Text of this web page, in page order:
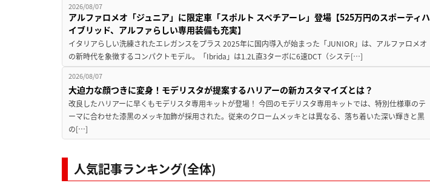
2026/08/07
アルファロメオ「ジュニア」に限定車「スポルト スペチアーレ」登場【525万円のスポーティハ
イブリッド、アルファらしい専用装備も充実】
イタリアらしい洗練されたエレガンスをプラス 2025年に国内導入が始まった「JUNIOR」は、アルファロメオ
の新時代を象徴するコンパクトモデル。「Ibrida」は1.2L直3ターボに6速DCT（システ[…]
2026/08/07
大迫力な顔つきに変身！モデリスタが提案するハリアーの新カスタマイズとは？
改良したハリアーに早くもモデリスタ専用キットが登場！ 今回のモデリスタ専用キットでは、特別仕様車のテ
ーマに合わせた漆黒のメッキ加飾が採用された。従来のクロームメッキとは異なる、落ち着いた深い輝きと黒
の[…]
人気記事ランキング(全体)